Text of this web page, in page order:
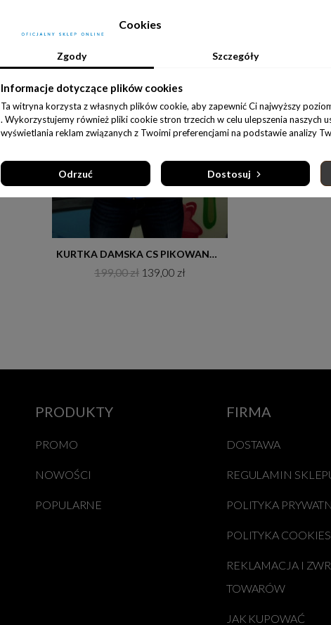
Do koszyka KURTKA DAMSKA CS PIKOWANA GRANAT-LIMITED EDITION
199,00 zł 139,00 zł
PRODUKTY
PROMO
NOWOŚCI
POPULARNE
FIRMA
DOSTAWA
REGULAMIN
POLITYKA
POLITYKA COOKIES
REKLAMACJA I
TOWARÓW
JAK KUPOWAĆ
Cookies
Zgody Szczegóły
Informacje dotyczące plików cookies
Ta witryna korzysta z własnych plików cookie, aby zapewnić Ci najwyższy
. Wykorzystujemy również pliki cookie stron trzecich w celu ulepszenia naszych
wyświetlania reklam związanych z Twoimi preferencjami na podstawie analizy
Odrzuć Dostosuj